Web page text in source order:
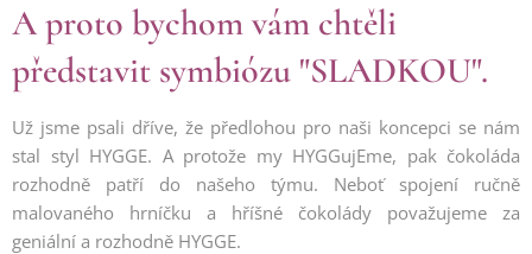
A proto bychom vám chtěli
představit symbiózu "SLADKOU".
Už jsme psali dříve, že předlohou pro naši koncepci se nám
stal styl HYGGE. A protože my HYGGujEme, pak čokoláda
rozhodně patří do našeho týmu. Neboť spojení ručně
malovaného hrníčku a hříšné čokolády považujeme za
geniální a rozhodně HYGGE.